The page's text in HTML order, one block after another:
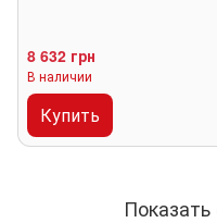
8 632 грн
В наличии
Купить